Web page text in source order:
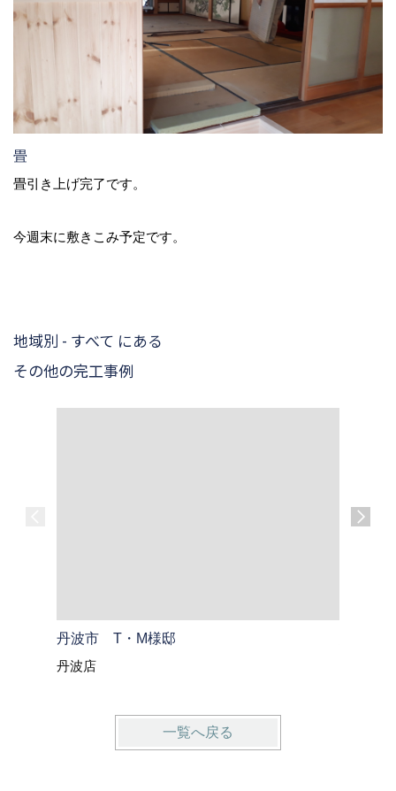
畳
畳引き上げ完了です。
今週末に敷きこみ予定です。
地域別 - すべて にある
その他の完工事例
丹波市 T・M様邸
丹波店
一覧へ戻る